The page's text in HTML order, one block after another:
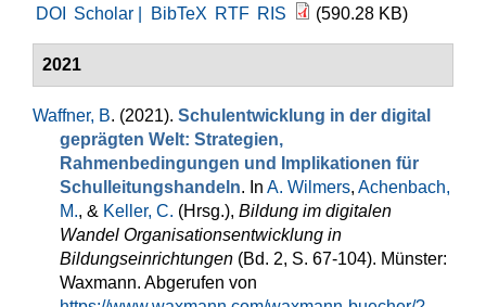
DOI
Scholar | BibTeX RTF RIS (590.28 KB)
2021
Waffner, B. (2021). Schulentwicklung in der digital
geprägten Welt: Strategien,
Rahmenbedingungen und Implikationen für
Schulleitungshandeln. In A. Wilmers, Achenbach,
M., & Keller, C. (Hrsg.), Bildung im digitalen
Wandel Organisationsentwicklung in
Bildungseinrichtungen (Bd. 2, S. 67-104). Münster:
Waxmann. Abgerufen von